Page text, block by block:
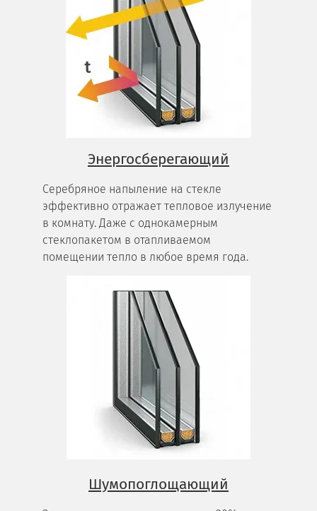
Энергосберегающий
Серебряное напыление на стекле
эффективно отражает тепловое излучение
в комнату. Даже с однокамерным
стеклопакетом в отапливаемом
помещении тепло в любое время года.
Шумопоглощающий